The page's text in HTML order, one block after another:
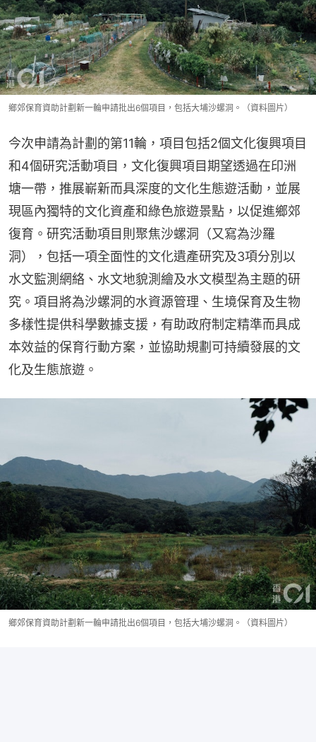
鄉郊保育資助計劃新一輪申請批出6個項目，包括大埔沙螺洞。（資料圖片）
今次申請為計劃的第11輪，項目包括2個文化復興項目
和4個研究活動項目，文化復興項目期望透過在印洲
塘一帶，推展嶄新而具深度的文化生態遊活動，並展
現區內獨特的文化資產和綠色旅遊景點，以促進鄉郊
復育。研究活動項目則聚焦沙螺洞（又寫為沙羅
洞），包括一項全面性的文化遺產研究及3項分別以
水文監測網絡、水文地貌測繪及水文模型為主題的研
究。項目將為沙螺洞的水資源管理、生境保育及生物
多樣性提供科學數據支援，有助政府制定精準而具成
本效益的保育行動方案，並協助規劃可持續發展的文
化及生態旅遊。
鄉郊保育資助計劃新一輪申請批出6個項目，包括大埔沙螺洞。（資料圖片）